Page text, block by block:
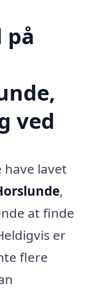
på
ved
have lavet
,
at finde
er
flere